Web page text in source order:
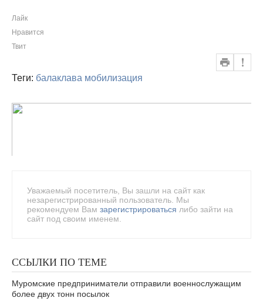
Лайк
Нравится
Твит
Теги: балаклава мобилизация
Уважаемый посетитель, Вы зашли на сайт как
незарегистрированный пользователь. Мы
рекомендуем Вам зарегистрироваться либо зайти на
сайт под своим именем.
ССЫЛКИ ПО ТЕМЕ
Муромские предприниматели отправили военнослужащим
более двух тонн посылок